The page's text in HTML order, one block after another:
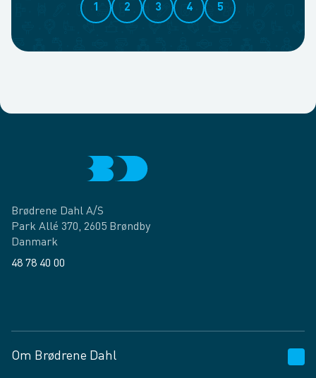
1 2 3 4 5
Brødrene Dahl A/S
Park Allé 370, 2605 Brøndby
Danmark
48 78 40 00
Om Brødrene Dahl